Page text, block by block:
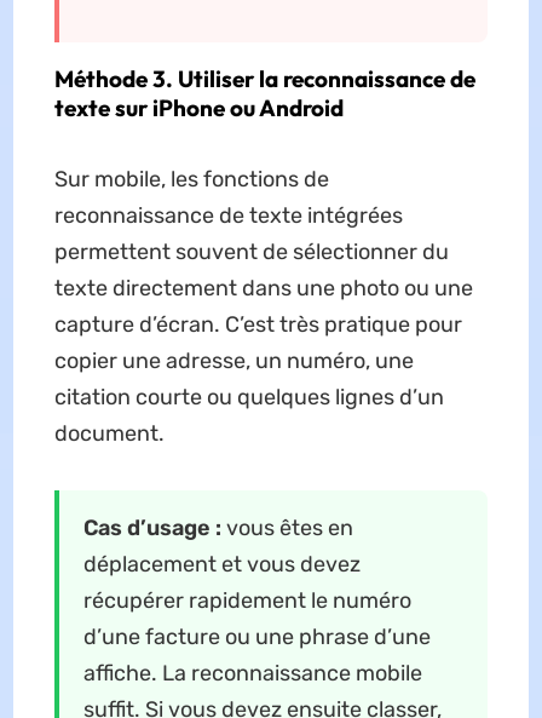
Méthode 3. Utiliser la reconnaissance de
texte sur iPhone ou Android
Sur mobile, les fonctions de
reconnaissance de texte intégrées
permettent souvent de sélectionner du
texte directement dans une photo ou une
capture d’écran. C’est très pratique pour
copier une adresse, un numéro, une
citation courte ou quelques lignes d’un
document.
Cas d’usage : vous êtes en
déplacement et vous devez
récupérer rapidement le numéro
d’une facture ou une phrase d’une
affiche. La reconnaissance mobile
suffit. Si vous devez ensuite classer,